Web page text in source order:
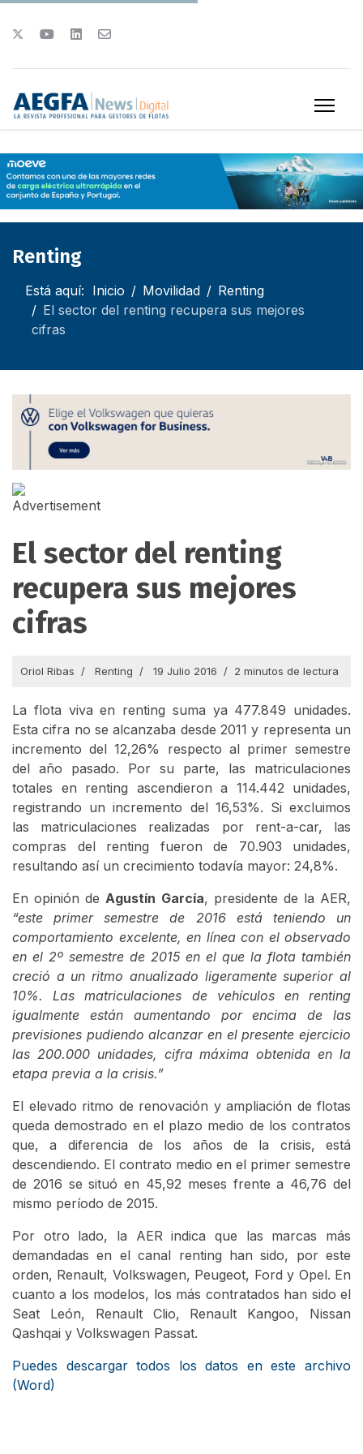
Renting
Está aquí: Inicio Movilidad
Renting
El sector del renting recupera sus mejores
cifras
El sector del renting
recupera sus mejores
cifras
Oriol Ribas Renting 19 Julio 2016 2 minutos de lectura
La flota viva en renting suma ya 477.849 unidades.
Esta cifra no se alcanzaba desde 2011 y representa un
incremento del 12,26% respecto al primer semestre
del año pasado. Por su parte, las matriculaciones
totales en renting ascendieron a 114.442 unidades,
registrando un incremento del 16,53%. Si excluimos
las matriculaciones realizadas por rent-a-car, las
compras del renting fueron de 70.903 unidades,
resultando así un crecimiento todavía mayor: 24,8%.
En opinión de Agustín García, presidente de la AER,
“este primer semestre de 2016 está teniendo un
comportamiento excelente, en línea con el observado
en el 2º semestre de 2015 en el que la flota también
creció a un ritmo anualizado ligeramente superior al
10%. Las matriculaciones de vehículos en renting
igualmente están aumentando por encima de las
previsiones pudiendo alcanzar en el presente ejercicio
las 200.000 unidades, cifra máxima obtenida en la
etapa previa a la crisis.”
El elevado ritmo de renovación y ampliación de flotas
queda demostrado en el plazo medio de los contratos
que, a diferencia de los años de la crisis, está
descendiendo. El contrato medio en el primer semestre
de 2016 se situó en 45,92 meses frente a 46,76 del
mismo período de 2015.
Por otro lado, la AER indica que las marcas más
demandadas en el canal renting han sido, por este
orden, Renault, Volkswagen, Peugeot, Ford y Opel. En
cuanto a los modelos, los más contratados han sido el
Seat León, Renault Clio, Renault Kangoo, Nissan
Qashqai y Volkswagen Passat.
Puedes descargar todos los datos en este archivo
(Word)